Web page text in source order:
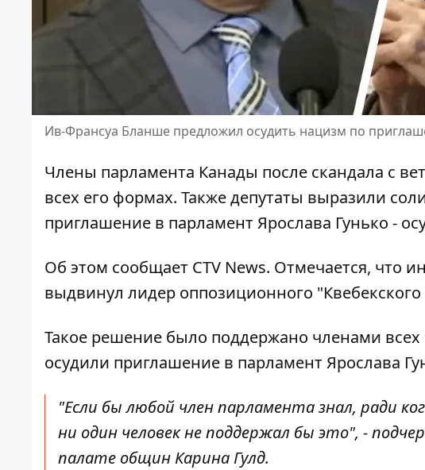
Ив-Франсуа Бланше предложил осудить нацизм по
Члены парламента Канады после скандала с
всех его формах. Также депутаты выразили
приглашение в парламент Ярослава Гунько -
Об этом сообщает CTV News. Отмечается, что
выдвинул лидер оппозиционного "Квебекского
Такое решение было поддержано членами всех
осудили приглашение в парламент Ярослава
"Если бы любой член парламента знал, ради
ни один человек не поддержал бы это", -
палате общин Карина Гулд.